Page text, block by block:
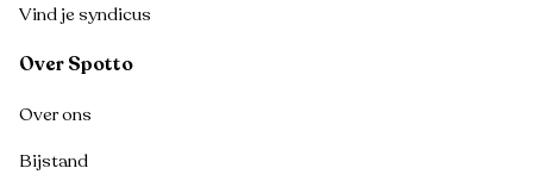
Vind je syndicus
Over Spotto
Over ons
Bijstand